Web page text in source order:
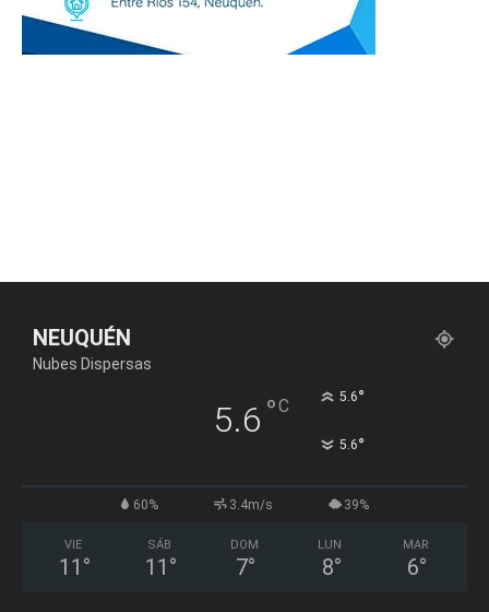
NEUQUÉN
Nubes Dispersas
5.6 °C 5.6°
5.6°
60% 3.4m/s 39%
VIE
11 °
SÁB
11 °
DOM
7°
LUN
8°
MAR
6°